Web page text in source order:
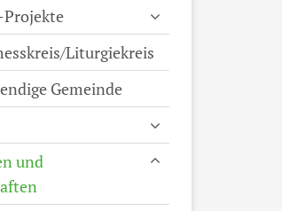
Liturgiekreis
Gemeinde
und